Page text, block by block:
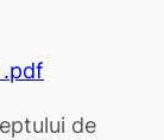
.pdf
de